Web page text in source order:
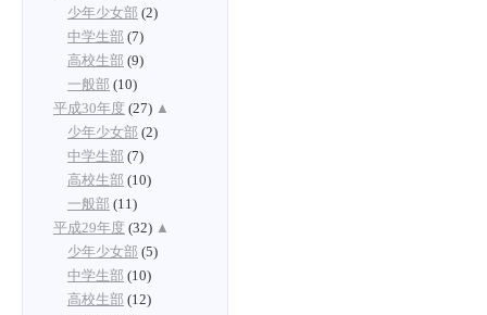
少年少女部 (2)
中学生部 (7)
高校生部 (9)
一般部 (10)
平成30年度 (27) ▲
少年少女部 (2)
中学生部 (7)
高校生部 (10)
一般部 (11)
平成29年度 (32) ▲
少年少女部 (5)
中学生部 (10)
高校生部 (12)